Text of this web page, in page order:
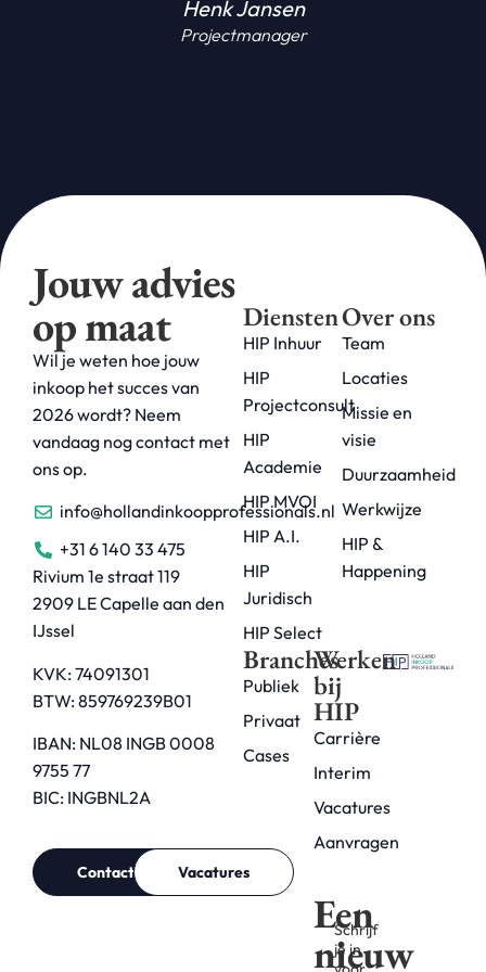
Henk Jansen
Projectmanager
Jouw advies
op maat
Wil je weten hoe jouw
inkoop het succes van
2026 wordt? Neem
vandaag nog contact met
ons op.
info@hollandinkoopprofessionals.nl
+31 6 140 33 475
Rivium 1e straat 119
2909 LE Capelle aan den
IJssel
KVK: 74091301
BTW: 859769239B01
IBAN: NL08 INGB 0008
9755 77
BIC: INGBNL2A
Contact Vacatures
Diensten
HIP Inhuur
HIP
Projectconsult
HIP
Academie
HIP MVOI
HIP A.I.
HIP
Juridisch
HIP Select
Over ons
Team
Locaties
Missie en
visie
Duurzaamheid
Werkwijze
HIP &
Happening
Branches
Publiek
Privaat
Cases
Werken
bij
HIP
Carrière
Interim
Vacatures
Aanvragen
Een
nieuw
Schrijf
je in